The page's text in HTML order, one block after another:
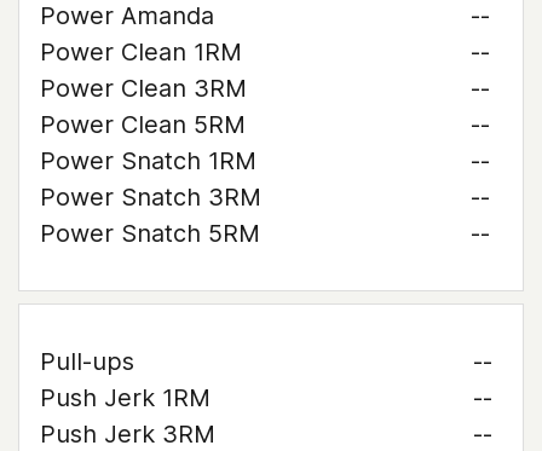
Power Amanda
--
Power Clean 1RM
--
Power Clean 3RM
--
Power Clean 5RM
--
Power Snatch 1RM
--
Power Snatch 3RM
--
Power Snatch 5RM
--
Pull-ups
--
Push Jerk 1RM
--
Push Jerk 3RM
--